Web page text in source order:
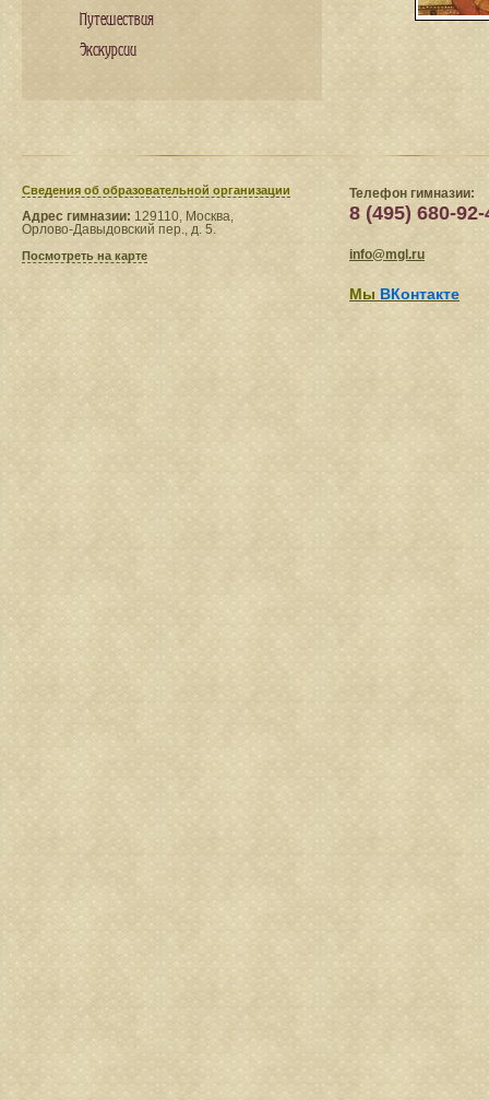
Путешествия
Экскурсии
Сведения​ об образовательной организации
Адрес гимназии: 129110, Москва,
Орлово-Давыдовский пер., д. 5.
Посмотреть на карте
Телефон гимназии:
8 (495) 680-92-
info@mgl.ru
Мы ВКонтакте